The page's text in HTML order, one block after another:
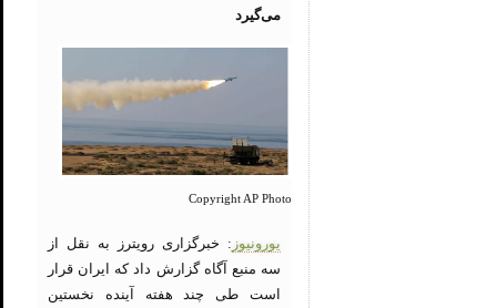
می‌گیرد
Copyright AP Photo
یورونیوز : خبرگزاری رویترز به نقل از
سه منبع آگاه گزارش داد که ایران قرار
است طی چند هفته آینده نخستین